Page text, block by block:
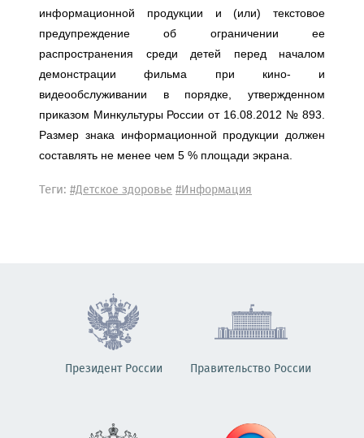
информационной продукции и (или) текстовое
предупреждение об ограничении ее
распространения среди детей перед началом
демонстрации фильма при кино- и
видеообслуживании в порядке, утвержденном
приказом Минкультуры России от 16.08.2012 № 893.
Размер знака информационной продукции должен
составлять не менее чем 5 % площади экрана.
Теги: #Детское здоровье#Информация
Президент России Правительство России